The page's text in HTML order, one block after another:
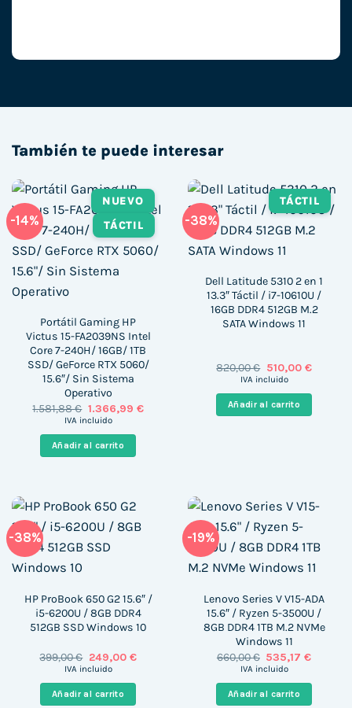
También te puede interesar
-14%
NUEVO
TÁCTIL
Portátil Gaming HP
Victus 15-FA2039NS Intel
Core 7-240H/ 16GB/ 1TB
SSD/ GeForce RTX 5060/
15.6″/ Sin Sistema
Operativo
1.581,88€ El
precio
era:
1.581,88 €.
1.366,99 €El
IVA incluido
Añadir al carrito
-38%
TÁCTIL
Dell Latitude 5310 2 en 1
13.3″ Táctil / i7-10610U /
16GB DDR4 512GB M.2
SATA Windows 11
820,00€ El
precio
era:
820,00 €.
510,00 €El
es:
510,00
IVA incluido
Añadir al carrito
-38%
HP ProBook 650 G2 15.6″ /
i5-6200U / 8GB DDR4
512GB SSD Windows 10
399,00€ El
precio
era:
399,00 €.
249,00 €El
es:
249,00 €.
IVA incluido
Añadir al carrito
-19%
Lenovo Series V V15-ADA
15.6″ / Ryzen 5-3500U /
8GB DDR4 1TB M.2 NVMe
Windows 11
660,00€ El
precio
era:
660,00 €.
535,17€El
es:
535,17
IVA incluido
Añadir al carrito